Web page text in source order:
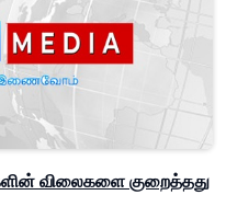
விலைகளை குறைத்தது